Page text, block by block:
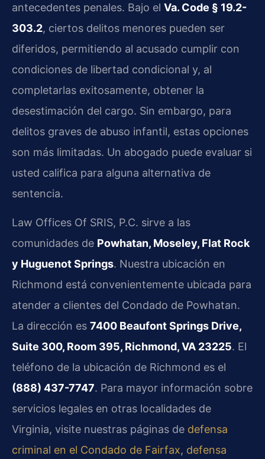
antecedentes penales. Bajo el Va. Code § 19.2-
303.2, ciertos delitos menores pueden ser
diferidos, permitiendo al acusado cumplir con
condiciones de libertad condicional y, al
completarlas exitosamente, obtener la
desestimación del cargo. Sin embargo, para
delitos graves de abuso infantil, estas opciones
son más limitadas. Un abogado puede evaluar si
usted califica para alguna alternativa de
sentencia.
Law Offices Of SRIS, P.C. sirve a las
comunidades de Powhatan, Moseley, Flat Rock
y Huguenot Springs. Nuestra ubicación en
Richmond está convenientemente ubicada para
atender a clientes del Condado de Powhatan.
La dirección es 7400 Beaufont Springs Drive,
Suite 300, Room 395, Richmond, VA 23225. El
teléfono de la ubicación de Richmond es el
(888) 437-7747. Para mayor información sobre
servicios legales en otras localidades de
Virginia, visite nuestras páginas de defensa
criminal en el Condado de Fairfax, defensa